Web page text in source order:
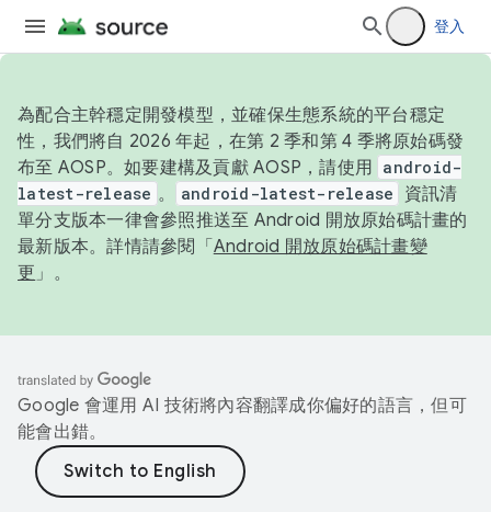
登入
為配合主幹穩定開發模型，並確保生態系統的平台穩定
性，我們將自 2026 年起，在第 2 季和第 4 季將原始碼發
布至 AOSP。如要建構及貢獻 AOSP，請使用 android-
latest-release 。 android-latest-release
資訊清
單分支版本一律會參照推送至 Android 開放原始碼計畫的
最新版本。詳情請參閱「 Android 開放原始碼計畫變
更 」。
Google 會運用 AI 技術將內容翻譯成你偏好的語言，但可
能會出錯。